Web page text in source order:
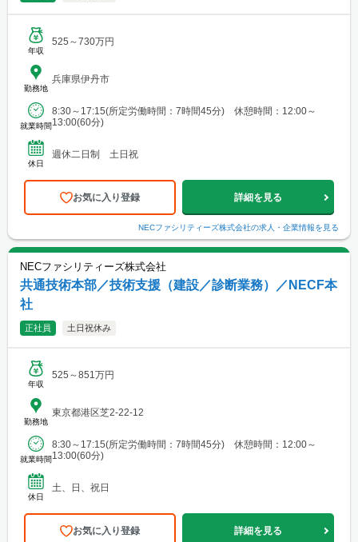
年収
525～730万円
勤務地
兵庫県伊丹市
就業時間
8:30～17:15(所定労働時間：7時間45分) 休憩時間：12:00～
13:00(60分)
休日
週休二日制 土日祝
お気に入り登録 詳細を見る
NECファシリティーズ株式会社の求人・企業情報を見る
NECファシリティーズ株式会社
共通技術本部／技術支援（建設／診断業務）／NECF本
社
正社員 土日祝休み
年収
525～851万円
勤務地
東京都港区芝2-22-12
就業時間
8:30～17:15(所定労働時間：7時間45分) 休憩時間：12:00～
13:00(60分)
休日
土、日、祝日
お気に入り登録 詳細を見る